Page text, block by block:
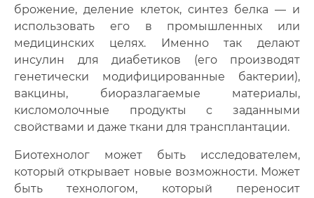
брожение, деление клеток, синтез белка — и
использовать его в промышленных или
медицинских целях. Именно так делают
инсулин для диабетиков (его производят
генетически модифицированные бактерии),
вакцины, биоразлагаемые материалы,
кисломолочные продукты с заданными
свойствами и даже ткани для трансплантации.
Биотехнолог может быть исследователем,
который открывает новые возможности. Может
быть технологом, который переносит